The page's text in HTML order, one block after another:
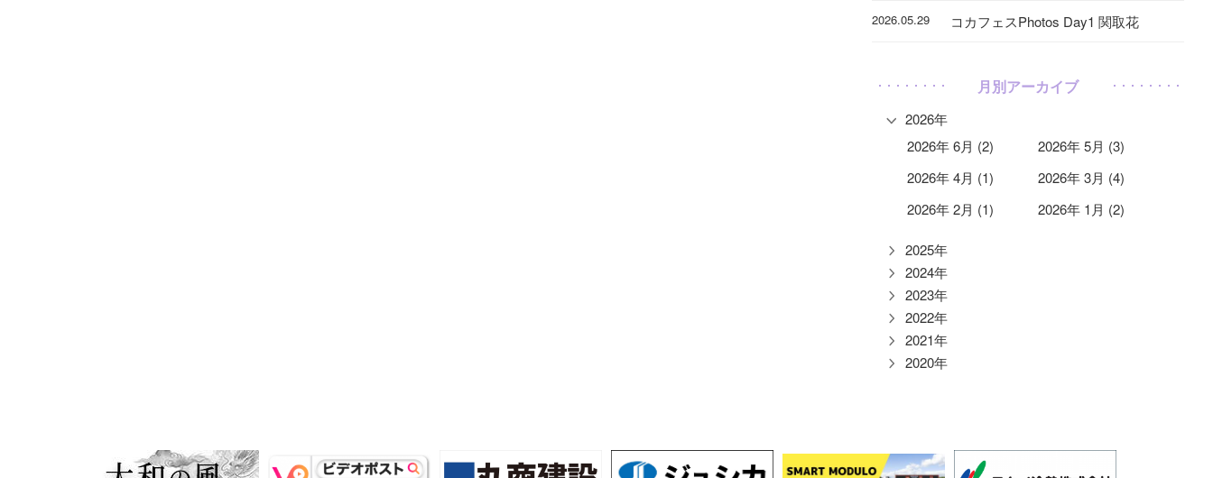
2026.05.29 コカフェスPhotos Day1 関取花
月別アーカイブ
2026年
2026年 6月 (2)
2026年 5月 (3)
2026年 4月 (1)
2026年 3月 (4)
2026年 2月 (1)
2026年 1月 (2)
2025年
2024年
2023年
2022年
2021年
2020年